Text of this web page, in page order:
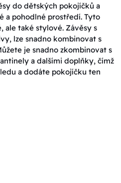
do dětských pokojíčků a
a pohodlné prostředí. Tyto
ale také stylové. Závěsy s
lze snadno kombinovat s
je snadno zkombinovat s
a dalšími doplňky, čímž
a dodáte pokojíčku ten